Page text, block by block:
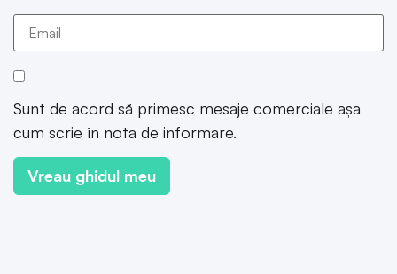
Sunt de acord să primesc mesaje comerciale așa
cum scrie în nota de informare.
Vreau ghidul meu